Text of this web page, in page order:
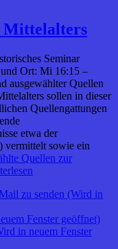
Mittelalters
Seminar
und Ort: Mi 16:15 –
ausgewählter Quellen
sollen in dieser
Quellengattungen
etwa der
sowie ein
Quellen zur
zu senden (Wird in
Fenster geöffnet)
in neuem Fenster